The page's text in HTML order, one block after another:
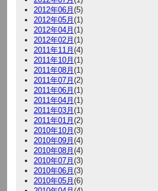
2012年06月(5)
2012年05月(1)
2012年04月(1)
2012年02月(1)
2011年11月(4)
2011年10月(1)
2011年08月(1)
2011年07月(2)
2011年06月(1)
2011年04月(1)
2011年03月(1)
2011年01月(2)
2010年10月(3)
2010年09月(4)
2010年08月(4)
2010年07月(3)
2010年06月(3)
2010年05月(6)